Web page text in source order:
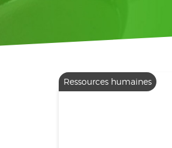
Ressources humaines